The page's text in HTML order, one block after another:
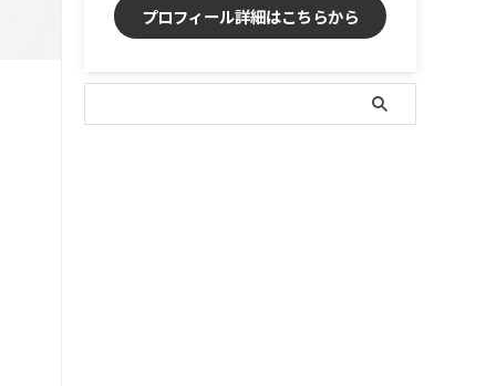
プロフィール詳細はこちらから